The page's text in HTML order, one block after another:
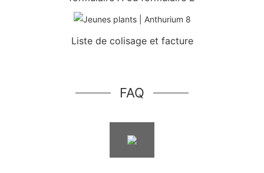
Liste de colisage et facture
FAQ